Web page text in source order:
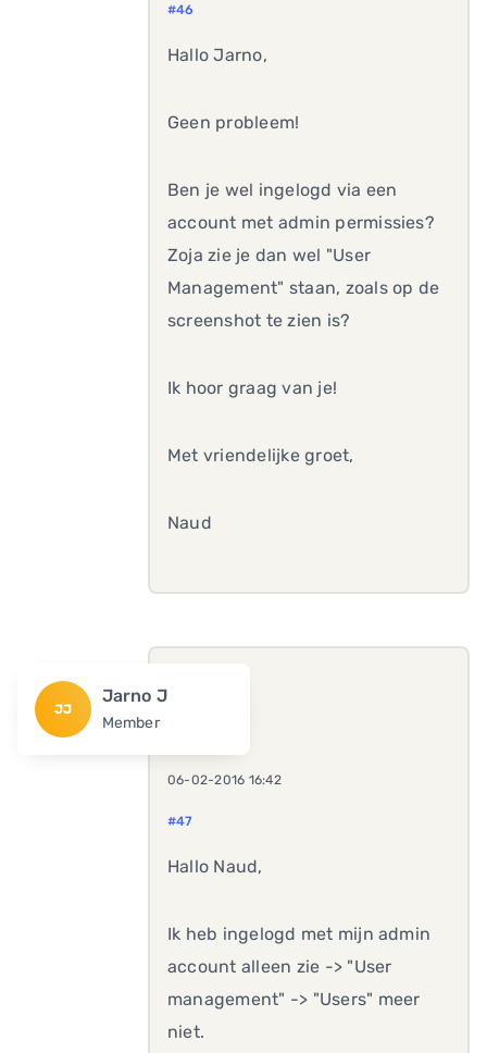
#46
Hallo Jarno,
Geen probleem!
Ben je wel ingelogd via een
account met admin permissies?
Zoja zie je dan wel "User
Management" staan, zoals op de
screenshot te zien is?
Ik hoor graag van je!
Met vriendelijke groet,
Naud
JJ
Jarno J
Member
06-02-2016 16:42
#47
Hallo Naud,
Ik heb ingelogd met mijn admin
account alleen zie -> "User
management" -> "Users" meer
niet.